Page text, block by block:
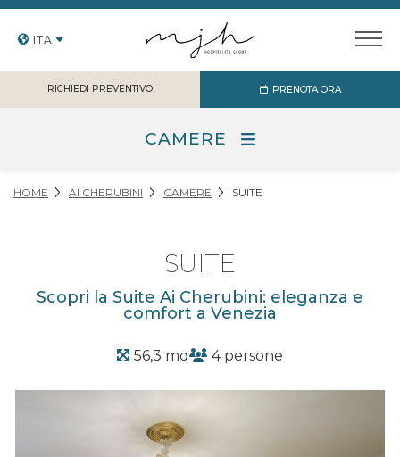
ITA
PRENOTA ORA
RICHIEDI PREVENTIVO
CAMERE
HOME AI CHERUBINI CAMERE SUITE
SUITE
Scopri la Suite Ai Cherubini: eleganza e
comfort a Venezia
56,3 mq 4 persone